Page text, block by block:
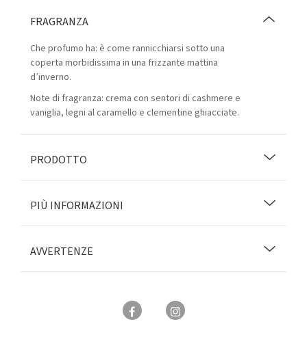
FRAGRANZA
Che profumo ha: è come rannicchiarsi sotto una
coperta morbidissima in una frizzante mattina
d’inverno.
Note di fragranza: crema con sentori di cashmere e
vaniglia, legni al caramello e clementine ghiacciate.
PRODOTTO
PIÙ INFORMAZIONI
AVVERTENZE